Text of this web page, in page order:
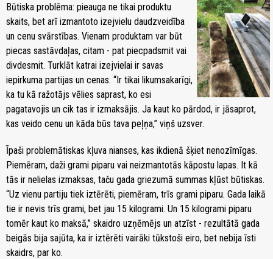
Būtiska problēma: pieauga ne tikai produktu
skaits, bet arī izmantoto izejvielu daudzveidība
un cenu svārstības. Vienam produktam var būt
piecas sastāvdaļas, citam - pat piecpadsmit vai
divdesmit. Turklāt katrai izejvielai ir savas
iepirkuma partijas un cenas. “Ir tikai likumsakarīgi,
ka tu kā ražotājs vēlies saprast, ko esi
pagatavojis un cik tas ir izmaksājis. Ja kaut ko pārdod, ir jāsaprot,
kas veido cenu un kāda būs tava peļņa,” viņš uzsver.
Īpaši problemātiskas kļuva nianses, kas ikdienā šķiet nenozīmīgas.
Piemēram, daži grami piparu vai neizmantotās kāpostu lapas. It kā
tās ir nelielas izmaksas, taču gada griezumā summas kļūst būtiskas.
“Uz vienu partiju tiek iztērēti, piemēram, trīs grami piparu. Gada laikā
tie ir nevis trīs grami, bet jau 15 kilogrami. Un 15 kilogrami piparu
tomēr kaut ko maksā,” skaidro uzņēmējs un atzīst - rezultātā gada
beigās bija sajūta, ka ir iztērēti vairāki tūkstoši eiro, bet nebija īsti
skaidrs, par ko.